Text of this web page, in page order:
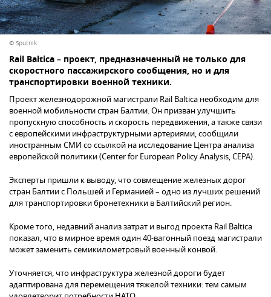
© Sputnik
Rail Baltica – проект, предназначенный не только для
скоростного пассажирского сообщения, но и для
транспортировки военной техники.
Проект железнодорожной магистрали Rail Baltica необходим для
военной мобильности стран Балтии. Он призван улучшить
пропускную способность и скорость передвижения, а также связи
с европейскими инфраструктурными артериями, сообщили
иностранным СМИ со ссылкой на исследование Центра анализа
европейской политики (Center for European Policy Analysis, CEPA).
Эксперты пришли к выводу, что совмещение железных дорог
стран Балтии с Польшей и Германией – одно из лучших решений
для транспортировки бронетехники в Балтийский регион.
Кроме того, недавний анализ затрат и выгод проекта Rail Baltica
показал, что в мирное время один 40-вагонный поезд магистрали
может заменить семикилометровый военный конвой.
Уточняется, что инфраструктура железной дороги будет
адаптирована для перемещения тяжелой техники: тем самым